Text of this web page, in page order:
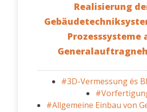
Realisierung
Prozesssysteme
#3D-Vermessung és
#Allgemeine Einbau von